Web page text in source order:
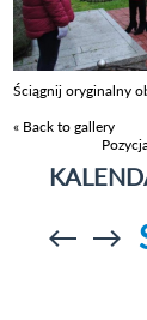
Ściągnij oryginalny
« Back to gallery
Przejdź